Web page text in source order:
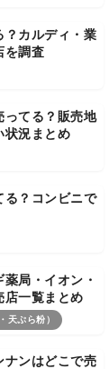
？カルディ・業
を調査
ってる？販売地
状況まとめ
る？コンビニで
局・イオン・
店一覧まとめ
天ぷら粉）
ナンはどこで売